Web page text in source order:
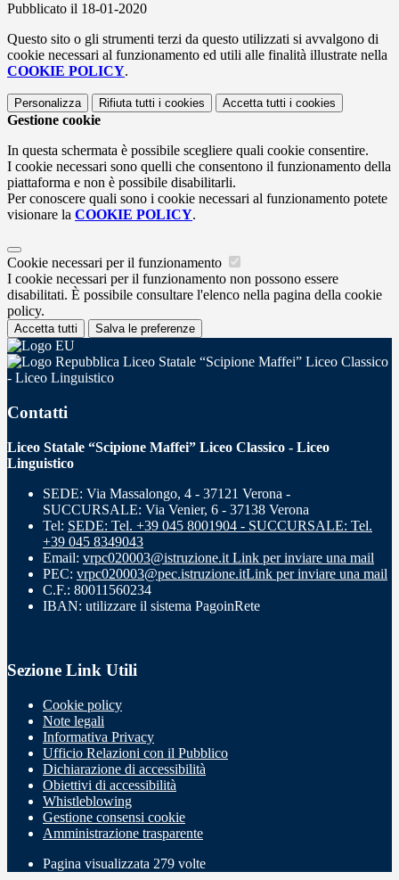
Pubblicato il 18-01-2020
Questo sito o gli strumenti terzi da questo utilizzati si avvalgono di
cookie necessari al funzionamento ed utili alle finalità illustrate nella
COOKIE POLICY.
Personalizza Rifiuta tutti i cookies Accetta tutti i cookies
Gestione cookie
In questa schermata è possibile scegliere quali cookie consentire.
I cookie necessari sono quelli che consentono il funzionamento della
piattaforma e non è possibile disabilitarli.
Per conoscere quali sono i cookie necessari al funzionamento potete
visionare la COOKIE POLICY.
Cookie necessari per il funzionamento
I cookie necessari per il funzionamento non possono essere
disabilitati. È possibile consultare l'elenco nella pagina della cookie
policy.
Accetta tutti Salva le preferenze
Liceo Statale “Scipione Maffei” Liceo Classico
- Liceo Linguistico
Contatti
Liceo Statale “Scipione Maffei” Liceo Classico - Liceo
Linguistico
SEDE: Via Massalongo, 4 - 37121 Verona -
SUCCURSALE: Via Venier, 6 - 37138 Verona
Tel: SEDE: Tel. +39 045 8001904 - SUCCURSALE: Tel.
+39 045 8349043
Email: vrpc020003@istruzione.it Link per inviare una mail
PEC: vrpc020003@pec.istruzione.itLink per inviare una mail
C.F.: 80011560234
IBAN: utilizzare il sistema PagoinRete
Sezione Link Utili
Cookie policy
Note legali
Informativa Privacy
Ufficio Relazioni con il Pubblico
Dichiarazione di accessibilità
Obiettivi di accessibilità
Whistleblowing
Gestione consensi cookie
Amministrazione trasparente
Pagina visualizzata 279 volte